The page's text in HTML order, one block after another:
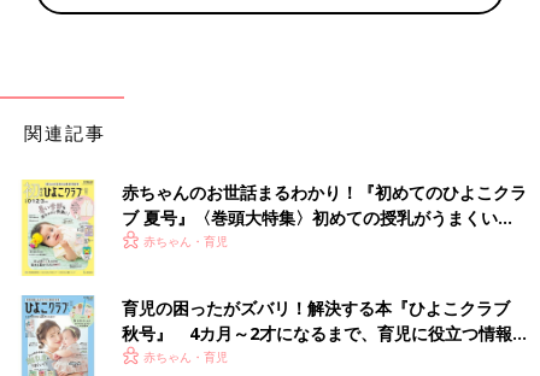
関連記事
赤ちゃんのお世話まるわかり！『初めてのひよこクラ
ブ 夏号』〈巻頭大特集〉初めての授乳がうまくい
く！ おっぱい・ミルクの基本と夏のトラブル 解決テ
赤ちゃん・育児
育児の困ったがズバリ！解決する本『ひよこクラブ
秋号』 4カ月～2才になるまで、育児に役立つ情報が
いっぱい！
赤ちゃん・育児